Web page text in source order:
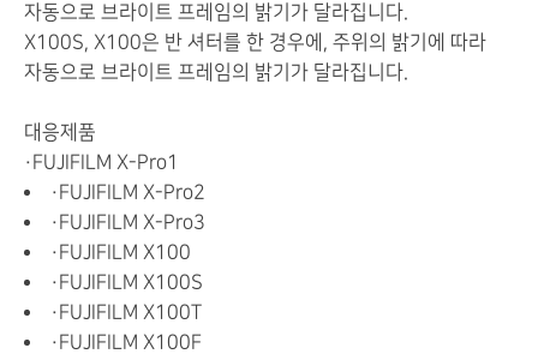
자동으로 브라이트 프레임의 밝기가 달라집니다.
X100S, X100은 반 셔터를 한 경우에, 주위의 밝기에 따라
자동으로 브라이트 프레임의 밝기가 달라집니다.
대응제품
・FUJIFILM X-Pro1
・FUJIFILM X-Pro2
・FUJIFILM X-Pro3
・FUJIFILM X100
・FUJIFILM X100S
・FUJIFILM X100T
・FUJIFILM X100F